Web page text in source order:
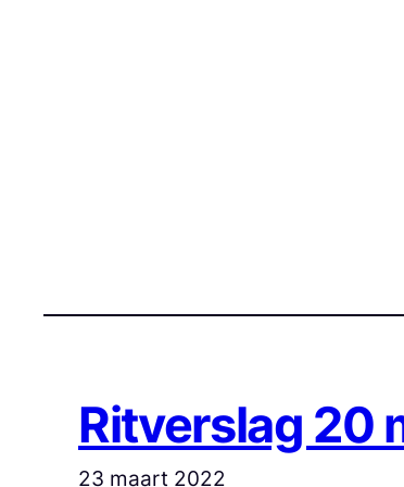
Ritverslag 20
23 maart 2022